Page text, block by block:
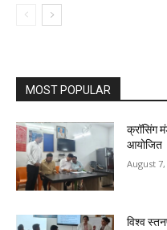
MOST POPULAR
क्रॉसिंग
आयोजित
August 7,
विश्व